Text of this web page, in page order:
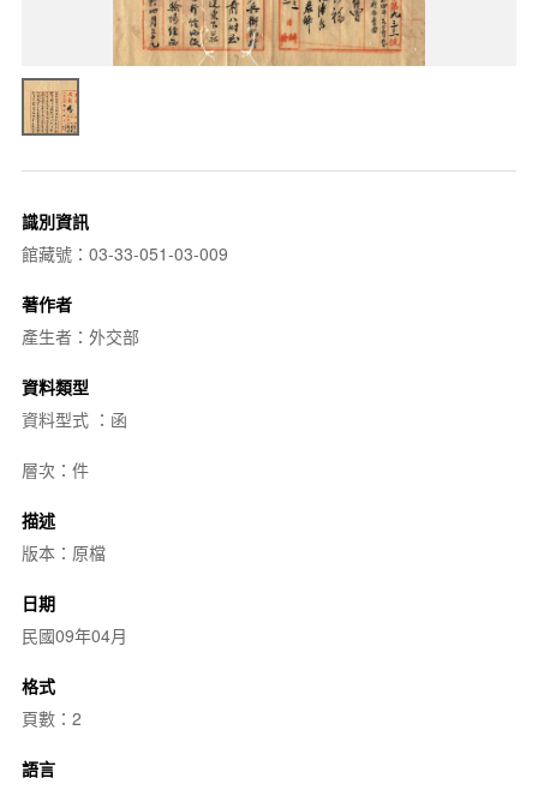
識別資訊
館藏號：03-33-051-03-009
著作者
產生者：外交部
資料類型
資料型式 ：函
層次：件
描述
版本：原檔
日期
民國09年04月
格式
頁數：2
語言